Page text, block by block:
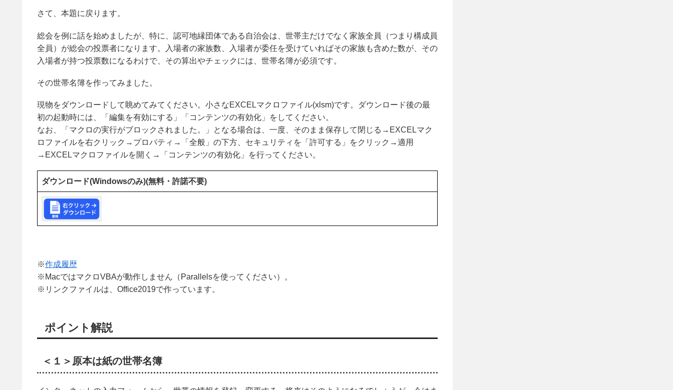
さて、本題に戻ります。
総会を例に話を始めましたが、特に、認可地縁団体である自治会は、世帯主だけでなく家族全員（つまり構成員
全員）が総会の投票者になります。入場者の家族数、入場者が委任を受けていればその家族も含めた数が、その
入場者が持つ投票数になるわけで、その算出やチェックには、世帯名簿が必須です。
その世帯名簿を作ってみました。
現物をダウンロードして眺めてみてください。小さなEXCELマクロファイル(xlsm)です。ダウンロード後の最
初の起動時には、「編集を有効にする」「コンテンツの有効化」をしてください。
なお、「マクロの実行がブロックされました。」となる場合は、一度、そのまま保存して閉じる→EXCELマク
ロファイルを右クリック→プロパティ→「全般」の下方、セキュリティを「許可する」をクリック→適用
→EXCELマクロファイルを開く→「コンテンツの有効化」を行ってください。
ダウンロード(Windowsのみ)(無料・許諾不要)
※作成履歴
※MacではマクロVBAが動作しません（Parallelsを使ってください）。
※リンクファイルは、Office2019で作っています。
ポイント解説
＜１＞原本は紙の世帯名簿